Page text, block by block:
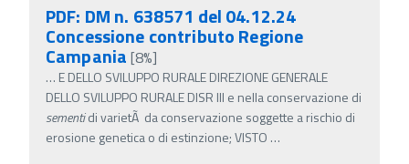
PDF: DM n. 638571 del 04.12.24
Concessione contributo Regione
Campania [8%]
… E DELLO SVILUPPO RURALE DIREZIONE GENERALE
DELLO SVILUPPO RURALE DISR III e nella conservazione di
sementidi varietÃ da conservazione soggette a rischio di
erosione genetica o di estinzione; VISTO …